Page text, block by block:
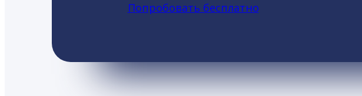
Попробовать бесплатно